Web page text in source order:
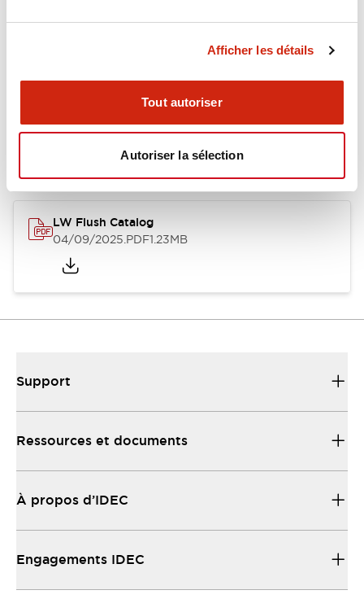
Afficher les détails
Tout autoriser
Autoriser la sélection
Documents et fichiers
Catalogues Et Brochures Approbations Et Normes
LW Flush Catalog
04/09/2025.PDF1.23MB
Support
Ressources et documents
À propos d’IDEC
Engagements IDEC